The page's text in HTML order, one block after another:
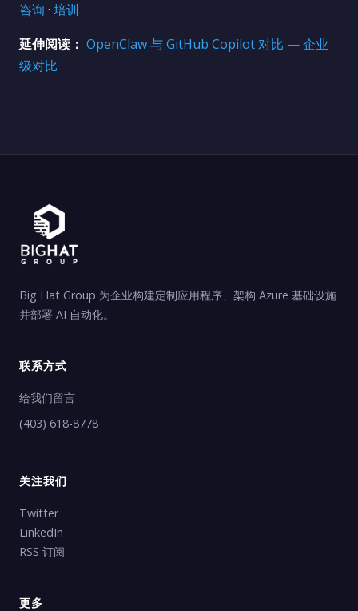
咨询 · 培训
延伸阅读： OpenClaw 与 GitHub Copilot 对比 — 企业
级对比
Big Hat Group 为企业构建定制应用程序、架构 Azure 基础设施
并部署 AI 自动化。
联系方式
给我们留言
(403) 618-8778
关注我们
Twitter
LinkedIn
RSS 订阅
更多